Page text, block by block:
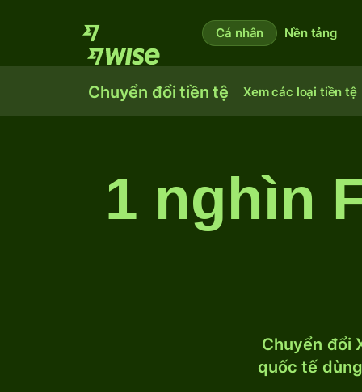
Cá nhân Nền tảng
Chuyển đổi tiền tệ Xem các loại tiền tệ
1 nghìn
Chuyển đổi
quốc tế